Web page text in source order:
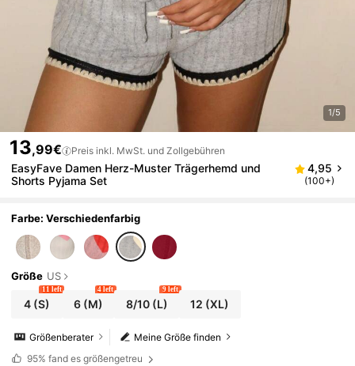
1/5
13,99€ Preis inkl. MwSt. und Zollgebühren
EasyFave Damen Herz-Muster Trägerhemd und
Shorts Pyjama Set
4,95
(100+)
Farbe: Verschiedenfarbig
Größe US
4 (S)
11 left
6 (M)
4 left
8/10(L)
9 left
12 (XL)
Meine Größe finden
Größenberater
95% fand es größengetreu